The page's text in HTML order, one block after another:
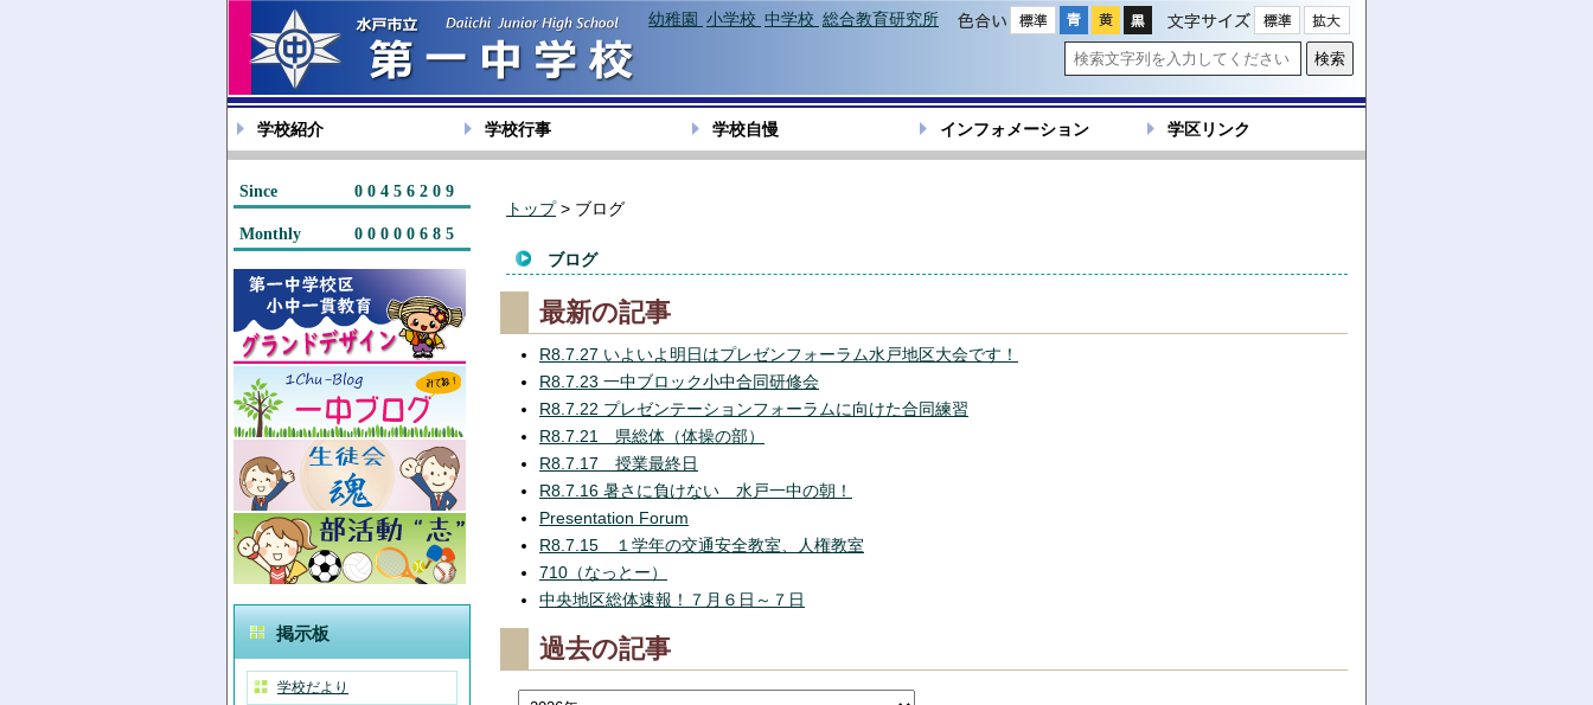
色合い 文字サイズ
幼稚園 小学校 中学校 総合教育研究所
学校紹介 学校行事 学校自慢 インフォメーション 学区リンク
Since 00456209
Monthly 00000685
掲示板
学校だより
トップ> ブログ
ブログ
最新の記事
R8.7.27 いよいよ明日はプレゼンフォーラム水戸地区大会です！
R8.7.23 一中ブロック小中合同研修会
R8.7.22 プレゼンテーションフォーラムに向けた合同練習
R8.7.21 県総体（体操の部）
R8.7.17 授業最終日
R8.7.16 暑さに負けない 水戸一中の朝！
Presentation Forum
R8.7.15 １学年の交通安全教室、人権教室
710（なっとー）
中央地区総体速報！７月６日～７日
過去の記事